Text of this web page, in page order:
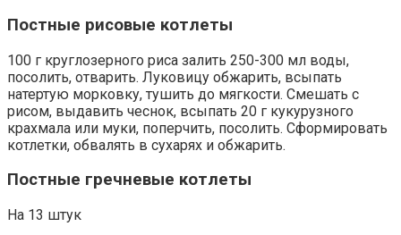
Постные рисовые котлеты
100 г круглозерного риса залить 250-300 мл воды,
посолить, отварить. Луковицу обжарить, всыпать
натертую морковку, тушить до мягкости. Смешать с
рисом, выдавить чеснок, всыпать 20 г кукурузного
крахмала или муки, поперчить, посолить. Сформировать
котлетки, обвалять в сухарях и обжарить.
Постные гречневые котлеты
На 13 штук